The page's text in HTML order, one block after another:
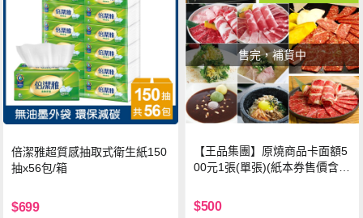
倍潔雅超質感抽取式衛生紙150
抽x56包/箱
$699
售完，補貨中
【王品集團】原燒商品卡面額5
00元1張(單張)(紙本券售價含平
$500